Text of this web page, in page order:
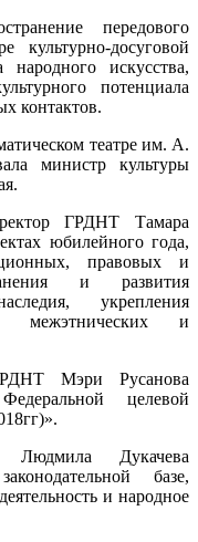
передового
культурно-досуговой
народного искусства,
потенциала
контактов.
театре им. А.
министр культуры
ГРДНТ Тамара
юбилейного года,
правовых и
и развития
укрепления
межэтнических и
Мэри Русанова
целевой
Людмила Дукачева
базе,
и народное